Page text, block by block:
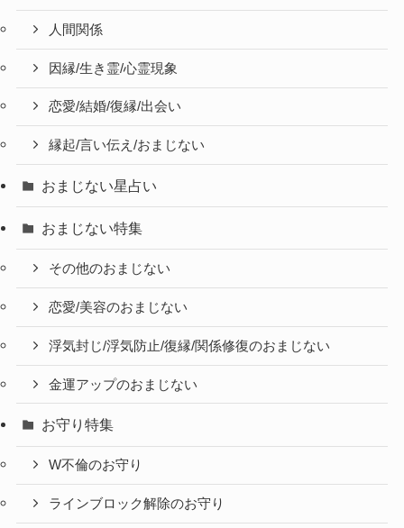
人間関係
因縁/生き霊/心霊現象
恋愛/結婚/復縁/出会い
縁起/言い伝え/おまじない
おまじない星占い
おまじない特集
その他のおまじない
恋愛/美容のおまじない
浮気封じ/浮気防止/復縁/関係修復のおまじない
金運アップのおまじない
お守り特集
W不倫のお守り
ラインブロック解除のお守り